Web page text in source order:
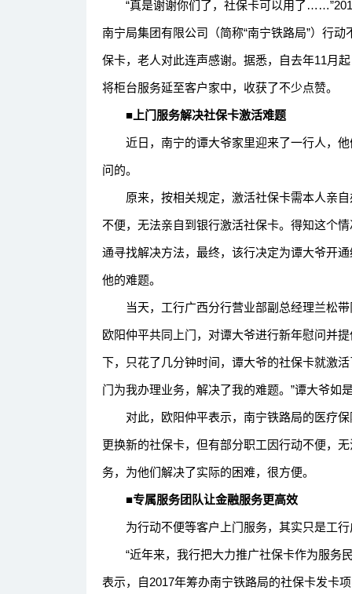
“真是谢谢你们了，社保卡可以用了
南宁局集团有限公司（简称“南宁铁路局”）行
保卡，老人对此连声感谢。据悉，自去年11月
将柜台服务延至客户家中，收获了不少点赞。
■上门服务解决社保卡激活难题
近日，南宁的谭大爷家里迎来了一行人，他
问的。
原来，按相关规定，激活社保卡需本人亲自
不便，无法亲自到银行激活社保卡。得知这个
通寻找解决方法，最终，该行决定为谭大爷开
他的难题。
当天，工行广西分行营业部副总经理兰松带
欧阳仲平共同上门，对谭大爷进行新年慰问并
下，只花了几分钟时间，谭大爷的社保卡就激
门为我办理业务，解决了我的难题。”谭大爷如
对此，欧阳仲平表示，南宁铁路局的医疗保
更换新的社保卡，但有部分职工因行动不便，
务，为他们解决了实际的困难，很方便。
■专属服务团队让金融服务更高效
为行动不便等客户上门服务，其实只是工行
“近年来，我行把大力推广社保卡作为服务
表示，自2017年筹办南宁铁路局的社保卡发卡